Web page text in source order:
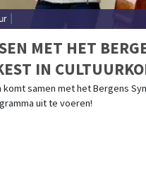
MET HET
IN
komt samen met het Bergens
uit te voeren!